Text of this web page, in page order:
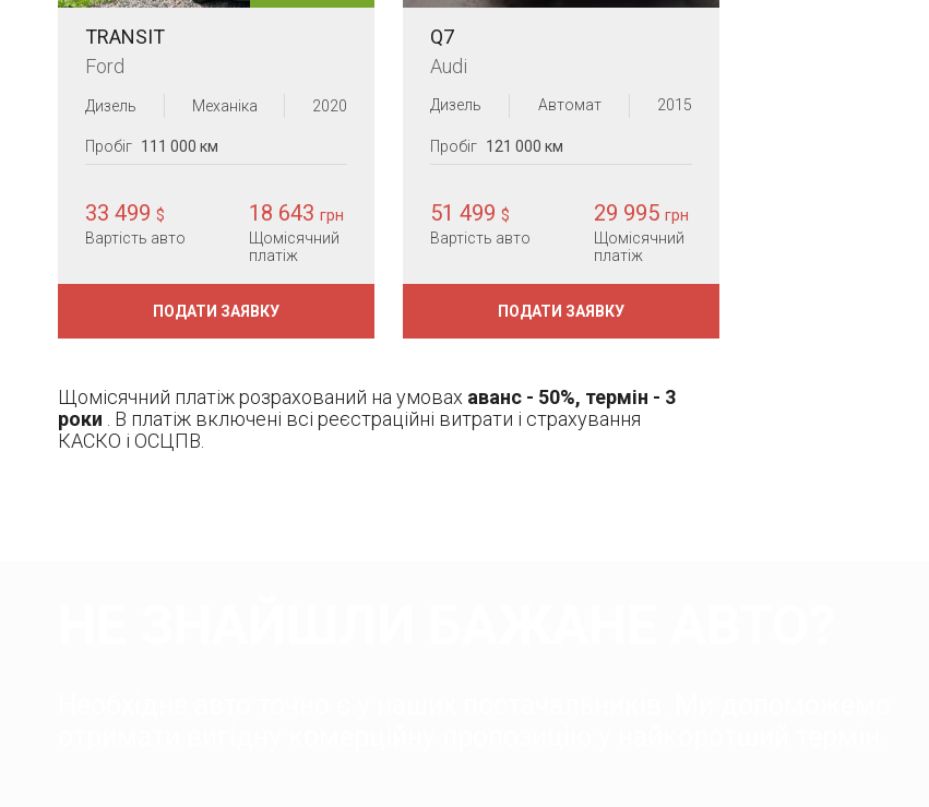
TRANSIT
Ford
Дизель Механіка 2020
Пробіг 111 000 км
33 499 $
Вартість авто
18 643 грн
Щомісячний
платіж
ПОДАТИ ЗАЯВКУ
Q7
Audi
Дизель Автомат 2015
Пробіг 121 000 км
51 499 $
Вартість авто
29 995 грн
Щомісячний
платіж
ПОДАТИ ЗАЯВКУ
Щомісячний платіж розрахований на умовах аванс - 50%, термін - 3
роки
. В платіж включені всі реєстраційні витрати і страхування
КАСКО і ОСЦПВ.